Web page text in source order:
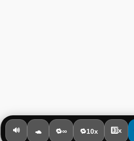
🔊 🐢 🔁∞ 🔁10x 3️⃣x